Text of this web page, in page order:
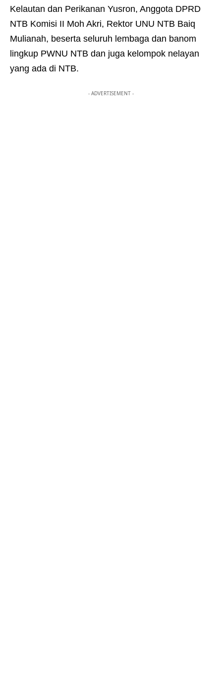
Kelautan dan Perikanan Yusron, Anggota DPRD
NTB Komisi II Moh Akri, Rektor UNU NTB Baiq
Mulianah, beserta seluruh lembaga dan banom
lingkup PWNU NTB dan juga kelompok nelayan
yang ada di NTB.
- ADVERTISEMENT -